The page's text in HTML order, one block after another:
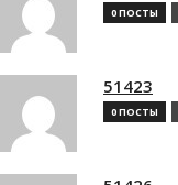
0 ПОСТЫ
51423
0 ПОСТЫ